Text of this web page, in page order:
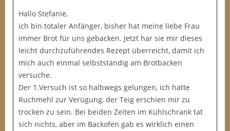
Hallo Stefanie,
ich bin totaler Anfänger, bisher hat meine liebe Frau
immer Brot für uns gebacken. Jetzt har sie mir dieses
leicht durchzuführendes Rezept überreicht, damit ich
mich auch einmal selbstständig am Brotbacken
versuche.
Der 1.Versuch ist so halbwegs gelungen, ich hatte
Ruchmehl zur Verügung, der Teig erschien mir zu
trocken zu sein. Bei beiden Zeiten im Kühlschrank tat
sich nichts, aber im Backofen gab es wirklich einen